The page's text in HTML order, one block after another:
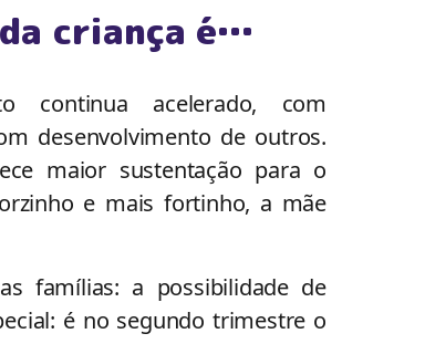
criança é…
continua acelerado, com
desenvolvimento de outros.
maior sustentação para o
e mais fortinho, a mãe
famílias: a possibilidade de
é no segundo trimestre o